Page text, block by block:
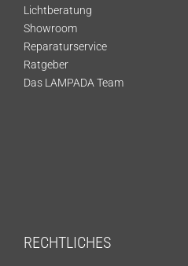
Lichtberatung
Showroom
Reparaturservice
Ratgeber
Das LAMPADA Team
RECHTLICHES